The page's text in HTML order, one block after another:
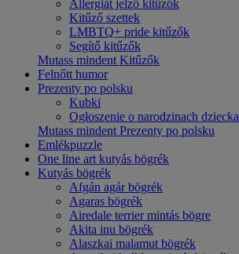
Allergiát jelző kitűzők
Kitűző szettek
LMBTQ+ pride kitűzők
Segítő kitűzők
Mutass mindent Kitűzők
Felnőtt humor
Prezenty po polsku
Kubki
Ogłoszenie o narodzinach dziecka
Mutass mindent Prezenty po polsku
Emlékpuzzle
One line art kutyás bögrék
Kutyás bögrék
Afgán agár bögrék
Agaras bögrék
Airedale terrier mintás bögre
Akita inu bögrék
Alaszkai malamut bögrék